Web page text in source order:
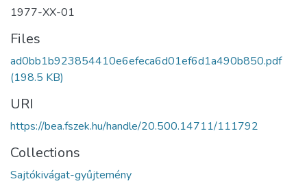
1977-XX-01
Files
ad0bb1b923854410e6efeca6d01ef6d1a490b850.pdf
(198.5 KB)
URI
https://bea.fszek.hu/handle/20.500.14711/111792
Collections
Sajtókivágat-gyűjtemény